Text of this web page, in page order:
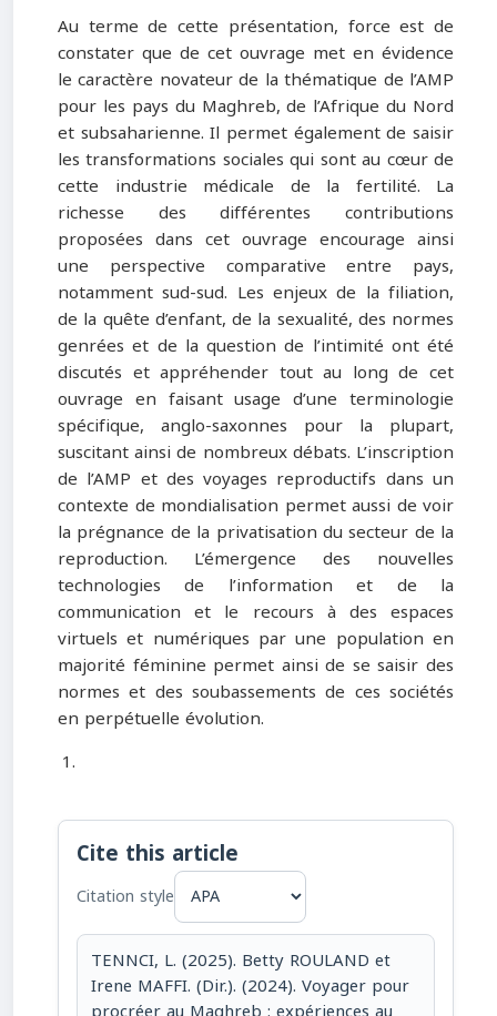
Au terme de cette présentation, force est de
constater que de cet ouvrage met en évidence
le caractère novateur de la thématique de l’AMP
pour les pays du Maghreb, de l’Afrique du Nord
et subsaharienne. Il permet également de saisir
les transformations sociales qui sont au cœur de
cette industrie médicale de la fertilité. La
richesse des différentes contributions
proposées dans cet ouvrage encourage ainsi
une perspective comparative entre pays,
notamment sud-sud. Les enjeux de la filiation,
de la quête d’enfant, de la sexualité, des normes
genrées et de la question de l’intimité ont été
discutés et appréhender tout au long de cet
ouvrage en faisant usage d’une terminologie
spécifique, anglo-saxonnes pour la plupart,
suscitant ainsi de nombreux débats. L’inscription
de l’AMP et des voyages reproductifs dans un
contexte de mondialisation permet aussi de voir
la prégnance de la privatisation du secteur de la
reproduction. L’émergence des nouvelles
technologies de l’information et de la
communication et le recours à des espaces
virtuels et numériques par une population en
majorité féminine permet ainsi de se saisir des
normes et des soubassements de ces sociétés
en perpétuelle évolution.
Cite this article
Citation style
TENNCI, L. (2025). Betty ROULAND et
Irene MAFFI. (Dir.). (2024). Voyager pour